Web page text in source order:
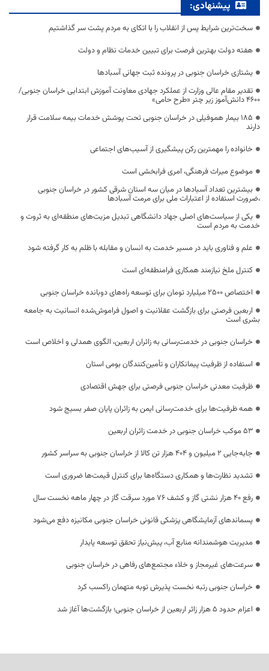
پیشنهادی:
سخت‌ترین شرایط پس از انقلاب را با اتکای به مردم پشت سر گذاشتیم
هفته دولت بهترین فرصت برای تبیین خدمات نظام و دولت
یشتازی خراسان جنوبی در پرونده ثبت جهانی آسبادها
تقدیر مقام عالی وزارت از عملکرد جهادی معاونت آموزش ابتدایی خراسان جنوبی/
۴۶۰۰ دانش‌آموز زیر چتر «طرح حامی»
۱۸۵ بیمار هموفیلی در خراسان جنوبی تحت پوشش خدمات بیمه سلامت قرار
دارند
خانواده را مهمترین رکن پیشگیری از آسیب‌های اجتماعی
موضوع میراث فرهنگی، امری فرابخشی است
بیشترین تعداد آسبادها در میان سه استان شرقی کشور در خراسان جنوبی
،ضرورت استفاده از اعتبارات ملی برای مرمت آسبادها
یکی از سیاست‌های اصلی جهاد دانشگاهی تبدیل مزیت‌های منطقه‌ای به ثروت و
خدمت به مردم است
علم و فناوری باید در مسیر خدمت به انسان و مقابله با ظلم به کار گرفته شود
کنترل ملخ نیازمند همکاری فرامنطقه‌ای است
اختصاص 2500 میلیارد تومان برای توسعه راه‌های دوبانده خراسان جنوبی
اربعین فرصتی برای بازگشت عقلانیت و اصول فراموش‌شده انسانیت به جامعه
بشری است
خراسان جنوبی در خدمت‌رسانی به زائران اربعین، الگوی همدلی و اخلاص است
استفاده از ظرفیت پیمانکاران و تأمین‌کنندگان بومی استان
ظرفیت معدنی خراسان جنوبی فرصتی برای جهش اقتصادی
همه ظرفیت‌ها برای خدمت‌رسانی ایمن به زائران پایان صفر بسیج شود
53 موکب خراسان جنوبی در خدمت زائران اربعین
جابه‌جایی 2 میلیون و 404 هزار تن کالا از خراسان جنوبی به سراسر کشور
تشدید نظارت‌ها و همکاری دستگاه‌ها برای کنترل قیمت‌ها ضروری است
رفع 40 هزار نشتی گاز و کشف 76 مورد سرقت گاز در چهار ماهه نخست سال
پسماندهای آزمایشگاهی پزشکی قانونی خراسان جنوبی مکانیزه دفع می‌شود
مدیریت هوشمندانه منابع آب، پیش‌نیاز تحقق توسعه پایدار
سرعت‌های غیرمجاز و خلاء مجتمع‌های رفاهی در خراسان جنوبی
خراسان جنوبی رتبه نخست پذیرش توبه متهمان راکسب کرد
اعزام حدود 5 هزار زائر اربعین از خراسان جنوبی؛ بازگشت‌ها آغاز شد